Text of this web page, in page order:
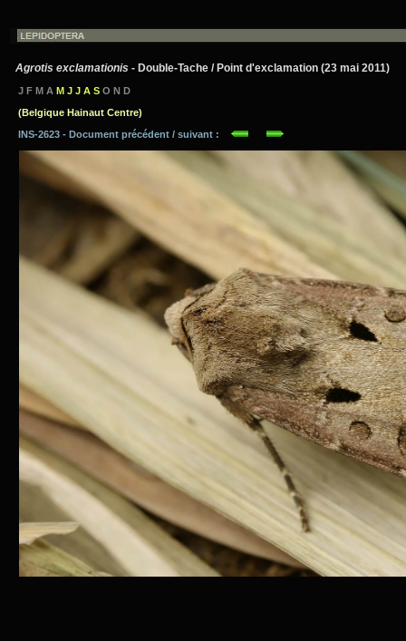
Agrotis exclamationis - Double-Tache / Point d'exclamation (23 mai 2011)
J F M A M J J A S O N D
(Belgique Hainaut Centre)
INS-2623 - Document précédent / suivant :